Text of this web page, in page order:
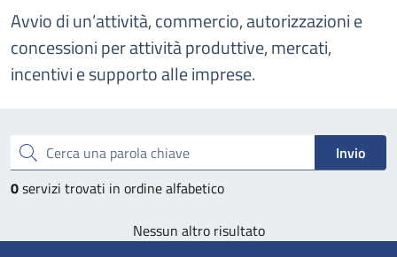
Avvio di un’attività, commercio, autorizzazioni e
concessioni per attività produttive, mercati,
incentivi e supporto alle imprese.
Cerca una parola chiave
Invio
0servizi trovati in ordine alfabetico
Nessun altro risultato